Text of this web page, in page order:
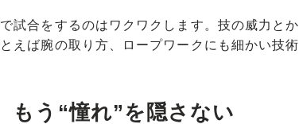
試合をするのはワクワクします。技の威力とか
えば腕の取り方、ロープワークにも細かい技術
もう“憧れ”を隠さない